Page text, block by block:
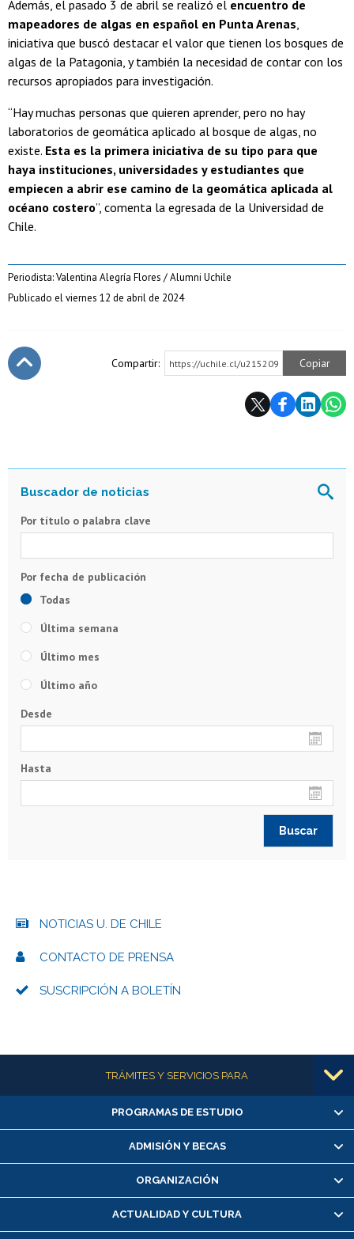
Además, el pasado 3 de abril se realizó el encuentro de
mapeadores de algas en español en Punta Arenas,
iniciativa que buscó destacar el valor que tienen los bosques de
algas de la Patagonia, y también la necesidad de contar con los
recursos apropiados para investigación.
“Hay muchas personas que quieren aprender, pero no hay
laboratorios de geomática aplicado al bosque de algas, no
existe. Esta es la primera iniciativa de su tipo para que
haya instituciones, universidades y estudiantes que
empiecen a abrir ese camino de la geomática aplicada al
océano costero”, comenta la egresada de la Universidad de
Chile.
Periodista: Valentina Alegría Flores / Alumni Uchile
Publicado el viernes 12 de abril de 2024
Compartir: https://uchile.cl/u215209 Copiar
Por título o palabra clave
Todas
Última semana
Último mes
Último año
Desde
Hasta
NOTICIAS U. DE CHILE
CONTACTO DE PRENSA
SUSCRIPCIÓN A BOLETÍN
Más informaciónTRÁMITES Y SERVICIOS PARA
Alumnas/os y exalumnas/os
Matrícula en línea
Inscripción y cambio de asignaturas
Consulta y certificado de notas
Servicio médico y dental
PROGRAMAS DE ESTUDIO
ADMISIÓN Y BECAS
ORGANIZACIÓN
ACTUALIDAD Y CULTURA